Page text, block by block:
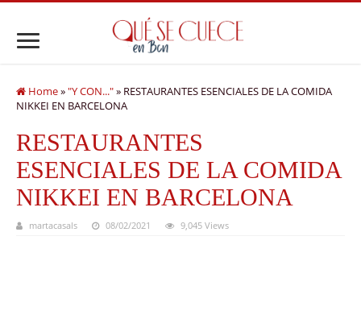
Home»"Y CON..."» RESTAURANTES ESENCIALES DE LA COMIDA
NIKKEI EN BARCELONA
RESTAURANTES
ESENCIALES DE LA COMIDA
NIKKEI EN BARCELONA
martacasals 08/02/2021 9,045 Views